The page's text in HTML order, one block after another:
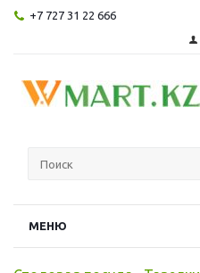
+7 727 31 22 666
МЕНЮ